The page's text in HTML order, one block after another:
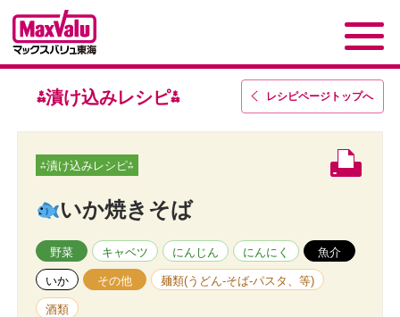
レシピページトップへ
⁂漬け込みレシピ⁂
⁂漬け込みレシピ⁂
いか焼きそば
野菜 キャベツ にんじん にんにく 魚介
いか その他 麺類(うどん-そば-パスタ、等)
酒類